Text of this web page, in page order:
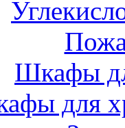
Шкафы
для